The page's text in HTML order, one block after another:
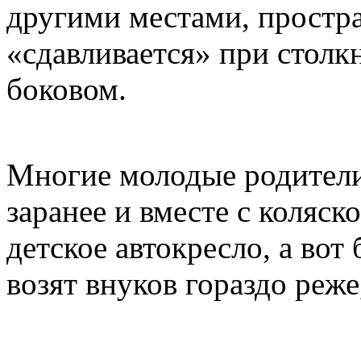
другими местами,
«сдавливается» при
боковом.
Многие молодые
заранее и вместе с
детское автокресло, а
возят внуков гораздо